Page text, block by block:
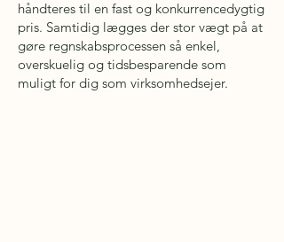
håndteres til en fast og konkurrencedygtig
pris. Samtidig lægges der stor vægt på at
gøre regnskabsprocessen så enkel,
overskuelig og tidsbesparende som
muligt for dig som virksomhedsejer.